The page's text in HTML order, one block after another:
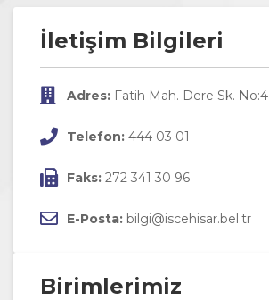
İletişim Bilgileri
Adres: Fatih Mah. Dere Sk. No:4
Telefon: 444 03 01
Faks: 272 341 30 96
E-Posta: bilgi@iscehisar.bel.tr
Birimlerimiz